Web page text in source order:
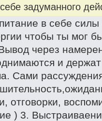
задуманного
в себе
чтобы ты мог
через
и
Сами
отговорки,
) 3.